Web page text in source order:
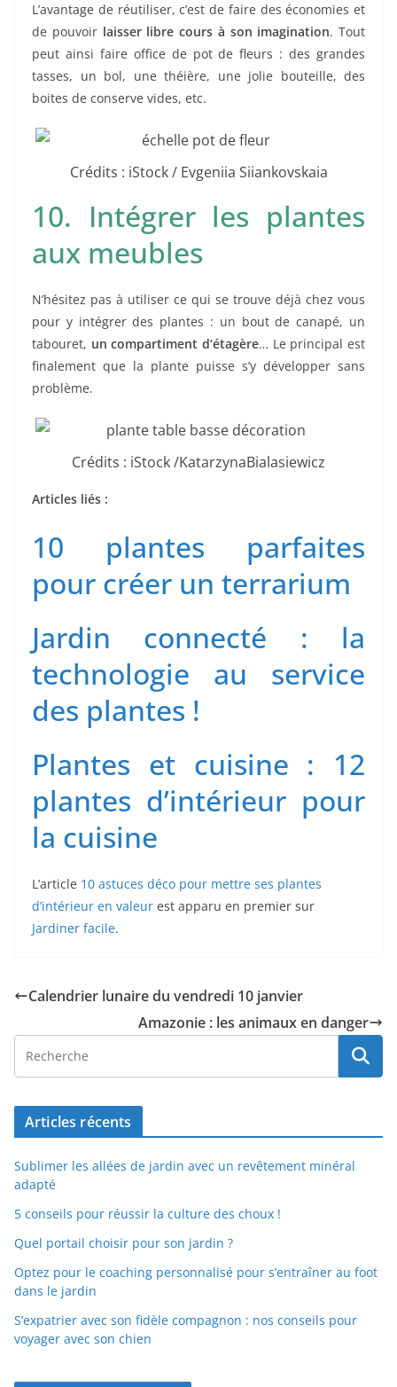
L’avantage de réutiliser, c’est de faire des économies et
de pouvoir laisser libre cours à son imagination. Tout
peut ainsi faire office de pot de fleurs : des grandes
tasses, un bol, une théière, une jolie bouteille, des
boites de conserve vides, etc.
Crédits : iStock / Evgeniia Siiankovskaia
10. Intégrer les plantes
aux meubles
N’hésitez pas à utiliser ce qui se trouve déjà chez vous
pour y intégrer des plantes : un bout de canapé, un
tabouret, un compartiment d’étagère… Le principal est
finalement que la plante puisse s’y développer sans
problème.
Crédits : iStock /KatarzynaBialasiewicz
Articles liés :
10 plantes parfaites
pour créer un terrarium
Jardin connecté : la
technologie au service
des plantes !
Plantes et cuisine : 12
plantes d’intérieur pour
la cuisine
L’article 10 astuces déco pour mettre ses plantes
d’intérieur en valeur est apparu en premier sur
Jardiner facile.
Calendrier lunaire du vendredi 10 janvier
Amazonie : les animaux en danger
Articles récents
Sublimer les allées de jardin avec un revêtement minéral
adapté
5 conseils pour réussir la culture des choux !
Quel portail choisir pour son jardin ?
Optez pour le coaching personnalisé pour s’entraîner au foot
dans le jardin
S’expatrier avec son fidèle compagnon : nos conseils pour
voyager avec son chien